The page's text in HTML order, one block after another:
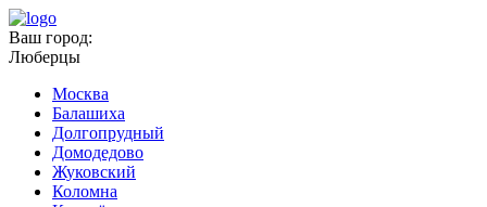
Ваш город:
Люберцы
Москва
Балашиха
Долгопрудный
Домодедово
Жуковский
Коломна